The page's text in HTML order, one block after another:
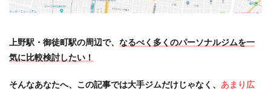
上野駅・御徒町駅の周辺で、 なるべく多くのパーソナルジムを一
気に比較検討したい！
そんなあなたへ、この記事では大手ジムだけじゃなく、 あまり広